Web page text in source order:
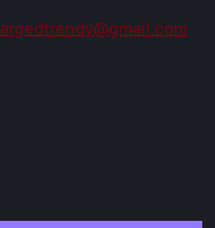
argedtrendy@gmail.com